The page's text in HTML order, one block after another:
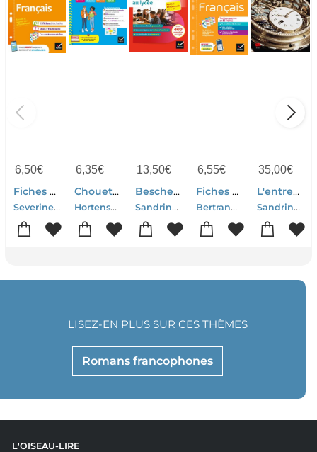
6,50€
Fiches Bac Tome 40 : Francais ; 2de
Severine Charon-Bertrand Darbeau-Sandrine Girard
6,35€
Chouette Entrainement Tome 47 : Francais ; 3e
Hortense Bellamy-Sandrine Girard
13,50€
Bescherelle : Maitriser La Langue Francaise Au Lycee ; 2nde Et 1ere ; Special Bac Francais
Sandrine Girard-Laure Warot-Nicolas Laurent-Benedicte Delignon
6,55€
Fiches Bac : Francais ; 2de ; Tout Le Programme En 55 Fiches
Bertrand Darbeau-Sandrine Girard-Severine Charon
35,00€
L'entreprise Jaquet-droz : Entre Merveilles De Spectacle, Mecaniques Luxueuses Et Machines Utiles, 1758-1811
Sandrine Girardier
Romans francophones
LISEZ-EN PLUS SUR CES THÈMES
L'OISEAU-LIRE